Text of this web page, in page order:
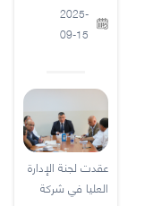
2025-
09-15
عقدت لجنة الإدارة
العليا في شركة